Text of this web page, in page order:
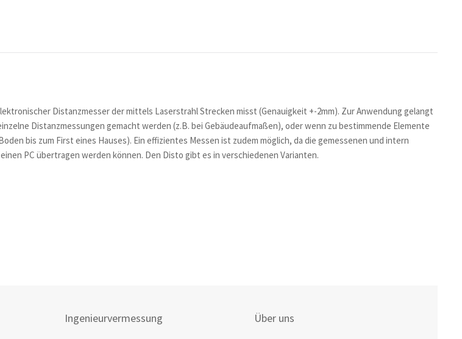
Distanzmesser der mittels Laserstrahl Strecken misst (Genauigkeit +-2mm). Zur Anwendung gelangt
Distanzmessungen gemacht werden (z.B. bei Gebäudeaufmaßen), oder wenn zu bestimmende Elemente
bis zum First eines Hauses). Ein effizientes Messen ist zudem möglich, da die gemessenen und intern
PC übertragen werden können. Den Disto gibt es in verschiedenen Varianten.
Ingenieurvermessung Über uns